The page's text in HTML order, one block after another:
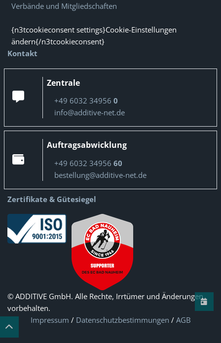
Verbände und Mitgliedschaften
{n3tcookieconsent settings}Cookie-Einstellungen
ändern{/n3tcookieconsent}
Kontakt
Zentrale
+49 6032 34956 0
info@additive-net.de
Auftragsabwicklung
+49 6032 34956 60
bestellung@additive-net.de
Zertifikate & Gütesiegel
© ADDITIVE GmbH. Alle Rechte, Irrtümer und Änderungen
vorbehalten.
Impressum / Datenschutzbestimmungen / AGB